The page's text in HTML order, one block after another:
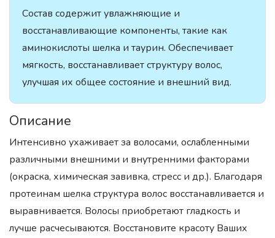
Состав содержит увлажняющие и
восстанавливающие компоненты, такие как
аминокислоты шелка и таурин. Обеспечивает
мягкость, восстанавливает структуру волос,
улучшая их общее состояние и внешний вид.
Описание
Интенсивно ухаживает за волосами, ослабленными
различными внешними и внутренними факторами
(окраска, химическая завивка, стресс и др.). Благодаря
протеинам шелка структура волос восстанавливается и
выравнивается. Волосы приобретают гладкость и
лучше расчесываются. Восстановите красоту Ваших